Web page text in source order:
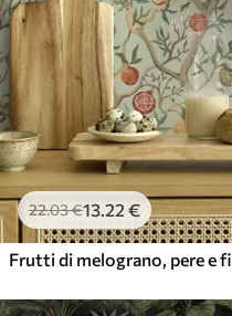
22.03€13.22 €